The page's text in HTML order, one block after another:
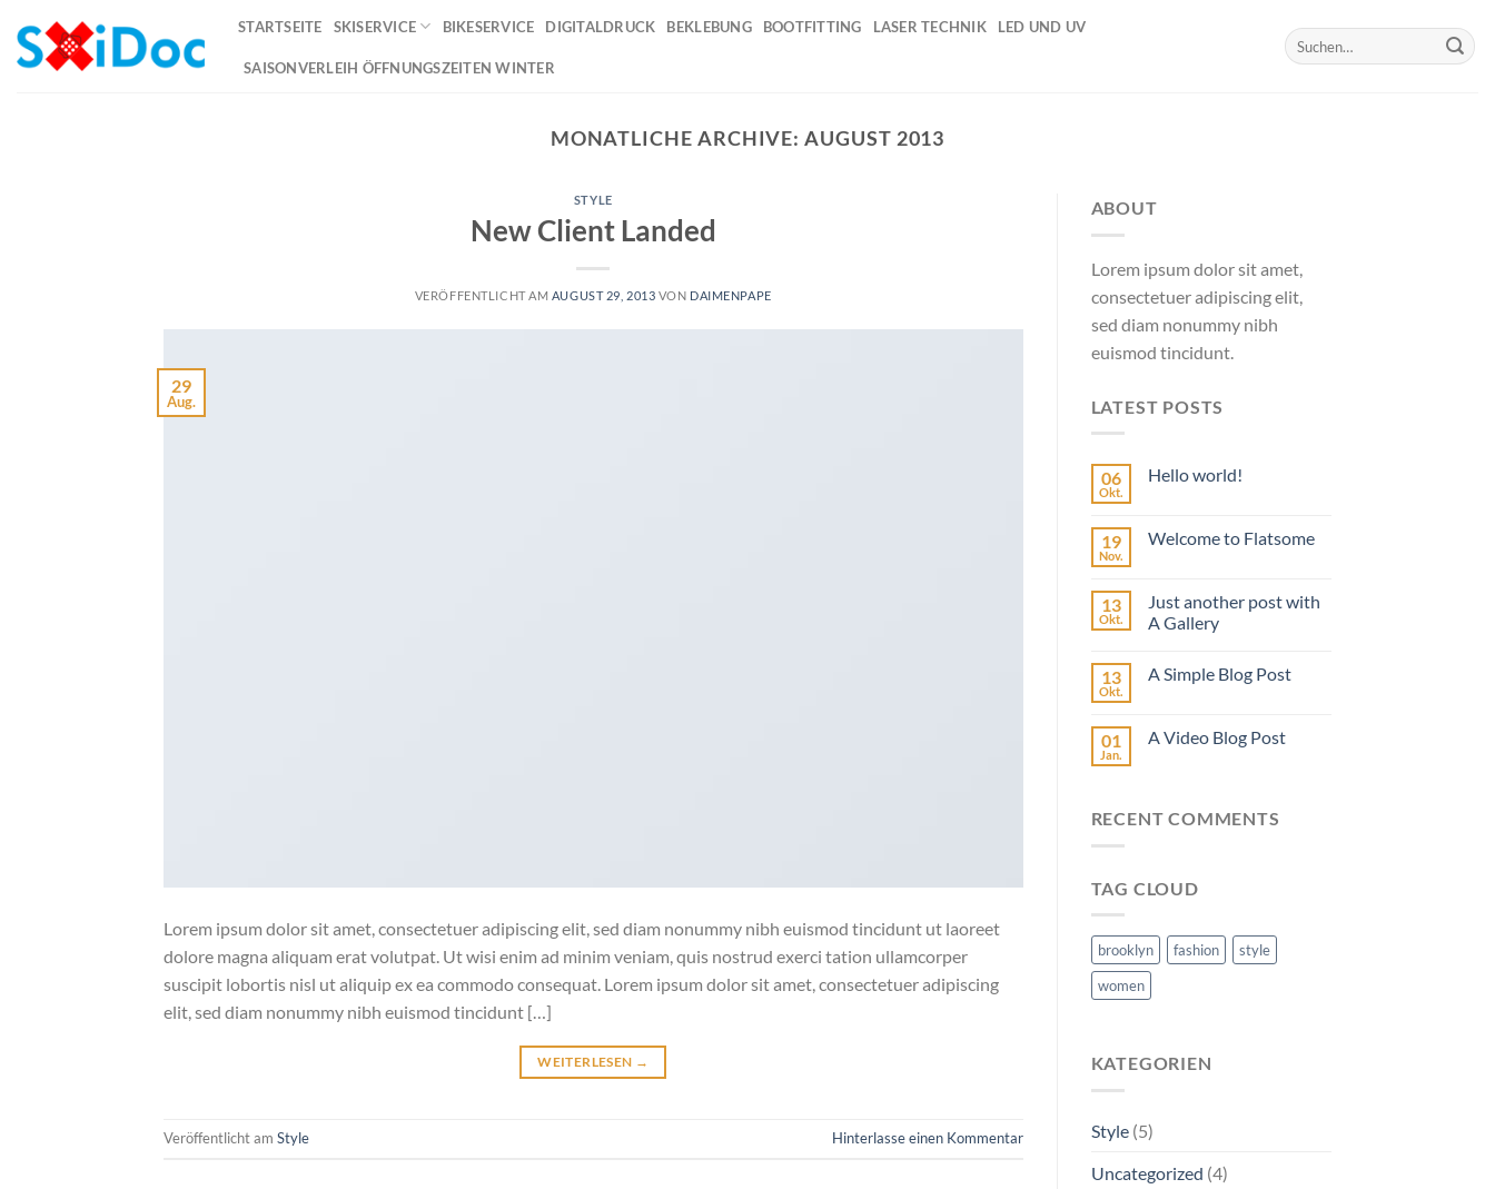
Inhalt
springen
STARTSEITE SKISERVICE BIKESERVICE DIGITALDRUCK BEKLEBUNG BOOTFITTING LASER TECHNIK LED UND UV
SAISONVERLEIH ÖFFNUNGSZEITEN WINTER
Suchen
nach:
MONATLICHE ARCHIVE:AUGUST 2013
STYLE
New Client Landed
VERÖFFENTLICHT AM AUGUST 29, 2013 VON DAIMENPAPE
29
Aug.
Lorem ipsum dolor sit amet, consectetuer adipiscing elit, sed diam nonummy nibh euismod tincidunt ut laoreet
dolore magna aliquam erat volutpat. Ut wisi enim ad minim veniam, quis nostrud exerci tation ullamcorper
suscipit lobortis nisl ut aliquip ex ea commodo consequat. Lorem ipsum dolor sit amet, consectetuer adipiscing
elit, sed diam nonummy nibh euismod tincidunt […]
WEITERLESEN →
Veröffentlicht am Style Hinterlasse einen Kommentar
ABOUT
Lorem ipsum dolor sit amet,
consectetuer adipiscing elit,
sed diam nonummy nibh
euismod tincidunt.
LATEST POSTS
06
Okt.
Hello world!
19
Nov.
Welcome to Flatsome
13
Okt.
Just another post with
A Gallery
13
Okt.
A Simple Blog Post
01
Jan.
A Video Blog Post
RECENT COMMENTS
TAG CLOUD
brooklyn fashion
style
women
KATEGORIEN
Style(5)
Uncategorized (4)